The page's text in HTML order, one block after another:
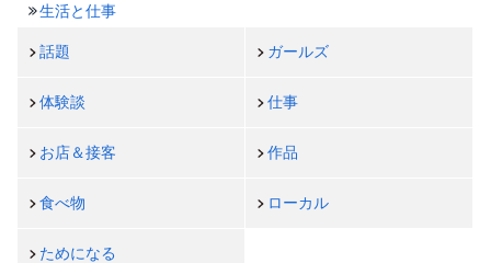
生活と仕事
話題 ガールズ
体験談 仕事
お店＆接客 作品
食べ物 ローカル
ためになる